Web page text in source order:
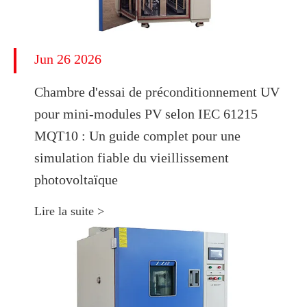
Jun 26 2026
Chambre d'essai de préconditionnement UV
pour mini-modules PV selon IEC 61215
MQT10 : Un guide complet pour une
simulation fiable du vieillissement
photovoltaïque
Lire la suite >